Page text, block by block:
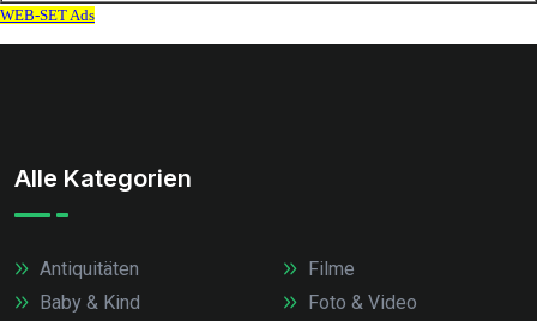
Alle Kategorien
Antiquitäten
Baby & Kind
Filme
Foto & Video